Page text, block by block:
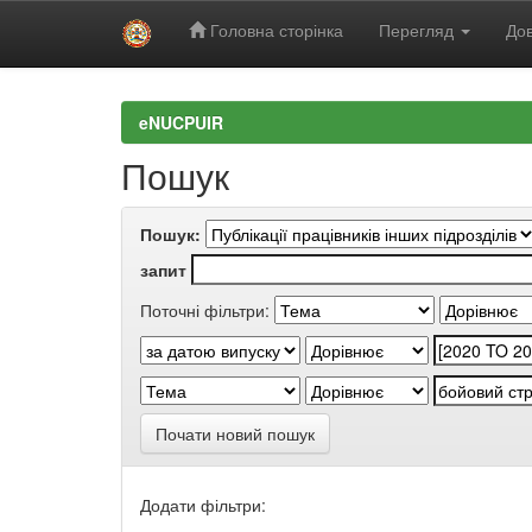
Головна сторінка Перегляд
eNUCPUIR
Пошук
Пошук:
запит
Поточні фільтри:
Почати новий пошук
Додати фільтри: